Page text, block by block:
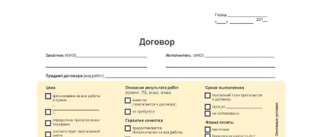
метро Маяковская
метро Площадь Революции